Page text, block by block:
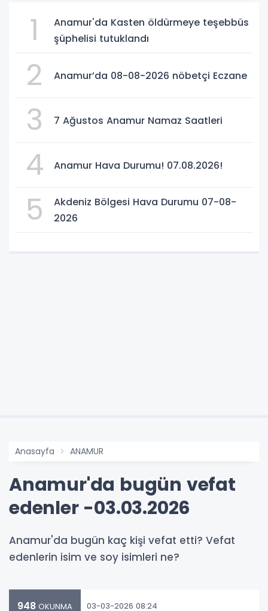
1
Anamur'da Kasten öldürmeye teşebbüs
şüphelisi tutuklandı
2 Anamur’da 08-08-2026 nöbetçi Eczane
3 7 Ağustos Anamur Namaz Saatleri
4 Anamur Hava Durumu! 07.08.2026!
5
Akdeniz Bölgesi Hava Durumu 07-08-
2026
Anasayfa ANAMUR
Anamur'da bugün vefat
edenler -03.03.2026
Anamur'da bugün kaç kişi vefat etti? Vefat
edenlerin isim ve soy isimleri ne?
948 OKUNMA 03-03-2026 08:24